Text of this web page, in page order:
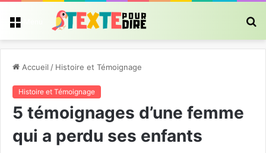
Accueil / Histoire et Témoignage
Histoire et Témoignage
5 témoignages d’une femme
qui a perdu ses enfants